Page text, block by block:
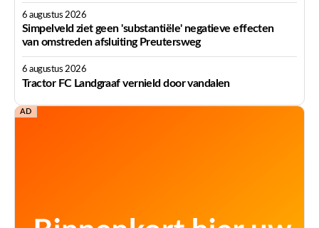
6 augustus 2026
Simpelveld ziet geen 'substantiële' negatieve effecten
van omstreden afsluiting Preutersweg
6 augustus 2026
Tractor FC Landgraaf vernield door vandalen
AD